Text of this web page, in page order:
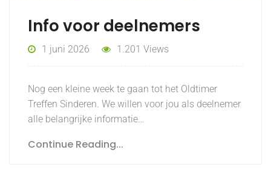
Info voor deelnemers
1 juni 2026 1.201 Views
Nog een kleine week te gaan tot het Oldtimer
Treffen Sinderen. We willen voor jou als deelnemer
alle belangrijke informatie…
Continue Reading...